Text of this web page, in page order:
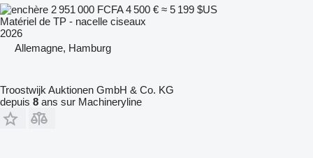
2 951 000 FCFA4 500 € ≈ 5 199 $US
Matériel de TP - nacelle ciseaux
2026
Allemagne, Hamburg
Troostwijk Auktionen GmbH & Co. KG
depuis 8 ans sur Machineryline